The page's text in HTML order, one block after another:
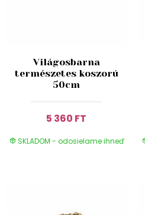
Világosbarna
természetes koszorú
50cm
5 360 FT
SKLADOM - odosielame ihneď